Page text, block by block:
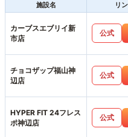
施設名
リ
カーブスエブリイ新
市店
公式
チョコザップ福山神
辺店
公式
HYPER FIT 24フレス
ポ神辺店
公式